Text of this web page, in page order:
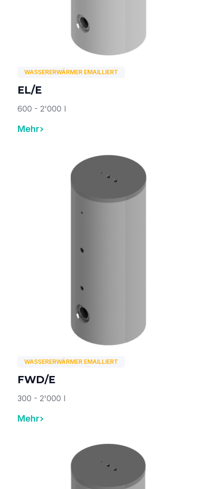
WASSERERWÄRMER EMAILLIERT
EL/E
600 - 2'000 l
Mehr
WASSERERWÄRMER EMAILLIERT
FWD/E
300 - 2'000 l
Mehr